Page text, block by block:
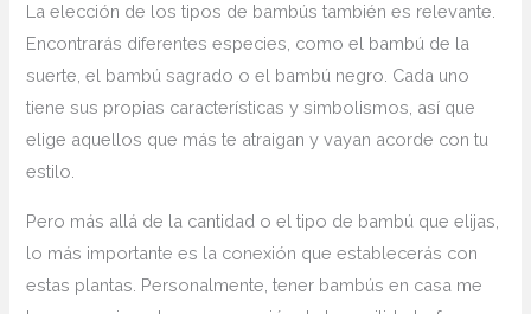
La elección de los tipos de bambús también es relevante.
Encontrarás diferentes especies, como el bambú de la
suerte, el bambú sagrado o el bambú negro. Cada ‍uno
⁤tiene sus propias características y simbolismos, así que
elige aquellos que más te atraigan y vayan acorde con⁣ tu
estilo.
Pero más allá de la cantidad o el tipo de bambú que elijas,
lo más importante es la conexión que establecerás⁢ con
estas plantas. Personalmente, tener bambús en ⁢casa me